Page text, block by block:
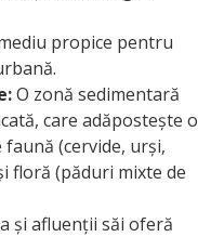
propice pentru
O zonă sedimentară
care adăpostește o
(cervide, urși,
floră (păduri mixte de
și afluenții săi oferă